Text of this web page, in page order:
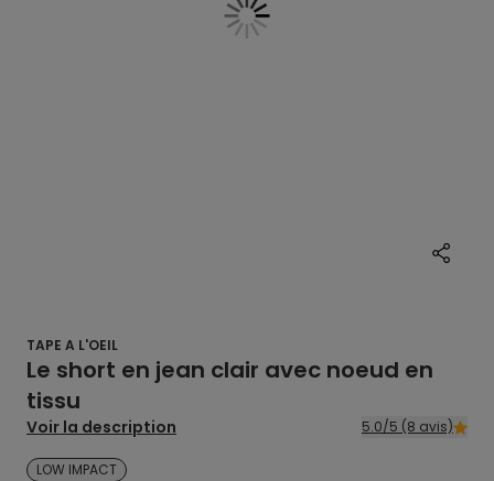
TAPE A L'OEIL
Le short en jean clair avec noeud en
tissu
Voir la description 5.0/5 (8 avis)
LOW IMPACT